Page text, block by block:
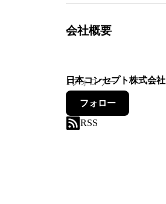
会社概要
日本コンセプト株式会社
1フォロワー
フォロー
RSS